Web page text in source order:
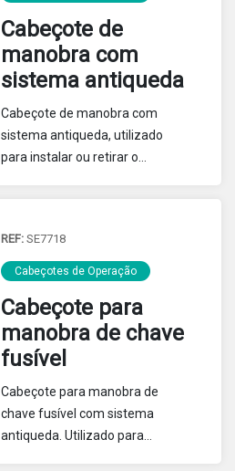
Cabeçote de
manobra com
sistema antiqueda
Cabeçote de manobra com
sistema antiqueda, utilizado
para instalar ou retirar o
REF: SE7718
Cabeçotes de Operação
Cabeçote para
manobra de chave
fusível
Cabeçote para manobra de
chave fusível com sistema
antiqueda. Utilizado para